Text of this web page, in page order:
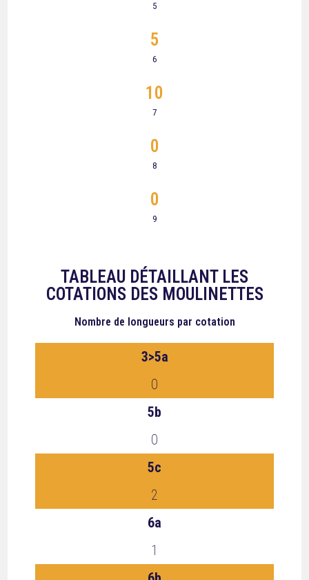
5
6
5
7
10
8
0
9
0
TABLEAU DÉTAILLANT LES
COTATIONS DES MOULINETTES
Nombre de longueurs par cotation
3>5a
0
5b
0
5c
2
6a
1